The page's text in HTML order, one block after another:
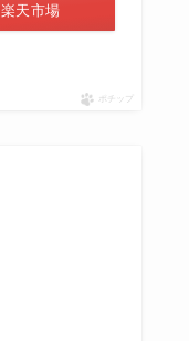
楽天市場
ポチップ